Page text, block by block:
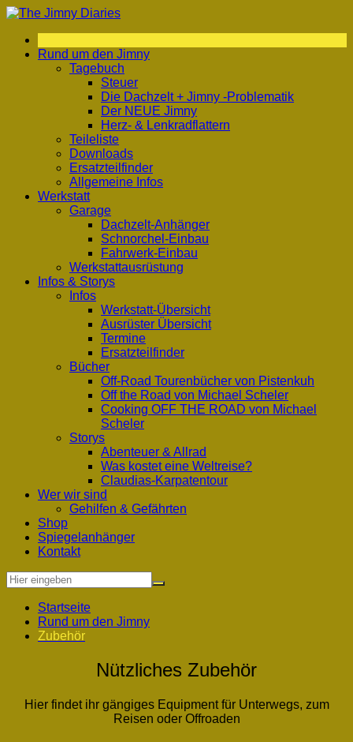
Zum
springen
Rund um den Jimny
Tagebuch
Steuer
Die Dachzelt + Jimny -Problematik
Der NEUE Jimny
Herz- & Lenkradflattern
Teileliste
Downloads
Ersatzteilfinder
Allgemeine Infos
Werkstatt
Garage
Dachzelt-Anhänger
Schnorchel-Einbau
Fahrwerk-Einbau
Werkstattausrüstung
Infos & Storys
Infos
Werkstatt-Übersicht
Ausrüster Übersicht
Termine
Ersatzteilfinder
Bücher
Off-Road Tourenbücher von Pistenkuh
Off the Road von Michael Scheler
Cooking OFF THE ROAD von Michael
Scheler
Storys
Abenteuer & Allrad
Was kostet eine Weltreise?
Claudias-Karpatentour
Wer wir sind
Gehilfen & Gefährten
Shop
Spiegelanhänger
Kontakt
Startseite
Rund um den Jimny
Zubehör
Nützliches Zubehör
Hier findet ihr gängiges Equipment für Unterwegs, zum
Reisen oder Offroaden